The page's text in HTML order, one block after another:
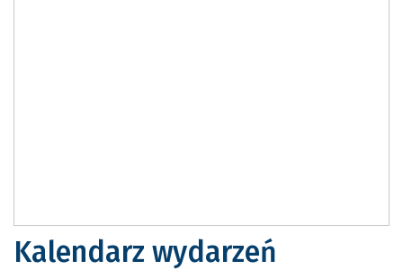
Kalendarz wydarzeń